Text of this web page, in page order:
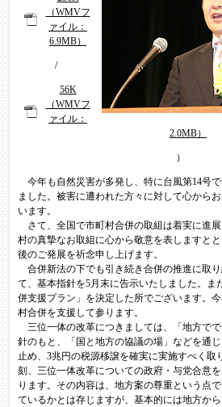
（WMVフ
ァイル：
6.9MB）
/
56K
（WMVフ
ァイル：
2.0MB）
）
今年も自然災害が多発し、特に台風第14号
ました。被害に遭われた方々に対して心から
います。
さて、全国で市町村合併の取組は着実に進
村の真摯なお取組に心から敬意を表しますと
後のご発展を祈念申し上げます。
合併新法の下でも引き続き合併の推進に取
て、基本指針を5月末に告示いたしました。ま
併支援プラン」を決定した所でございます。
村合併を支援して参ります。
三位一体の改革につきましては、「地方で
針のもと、「国と地方の協議の場」などを通
止め、3兆円の税源移譲を確実に実施すべく取
刻、三位一体改革についての政府・与党合意
ります。その内容は、地方案の尊重という点
ているかとは存じますが、基本的には地方か